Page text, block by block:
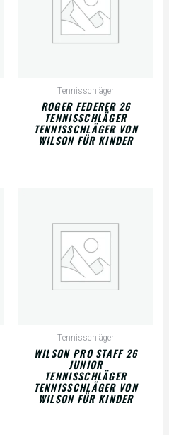
Tennisschläger
ROGER FEDERER 26
TENNISSCHLÄGER
TENNISSCHLÄGER VON
WILSON FÜR KINDER
Tennisschläger
WILSON PRO STAFF 26
JUNIOR
TENNISSCHLÄGER
TENNISSCHLÄGER VON
WILSON FÜR KINDER